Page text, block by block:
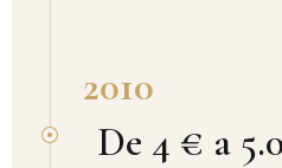
2010
De 4 € a